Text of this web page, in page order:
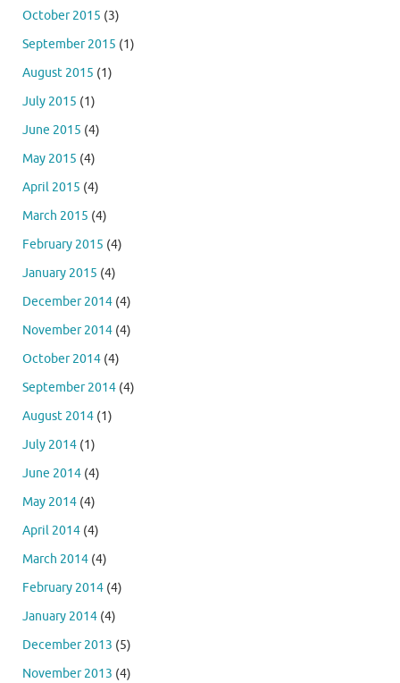
October 2015 (3)
September 2015 (1)
August 2015 (1)
July 2015 (1)
June 2015 (4)
May 2015 (4)
April 2015 (4)
March 2015 (4)
February 2015 (4)
January 2015 (4)
December 2014 (4)
November 2014 (4)
October 2014 (4)
September 2014 (4)
August 2014 (1)
July 2014 (1)
June 2014 (4)
May 2014 (4)
April 2014 (4)
March 2014 (4)
February 2014 (4)
January 2014 (4)
December 2013 (5)
November 2013 (4)